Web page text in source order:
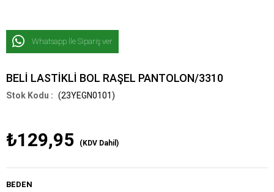
Whatsapp İle Sipariş ver
BELİ LASTİKLİ BOL RAŞEL PANTOLON/3310
(23YEGN0101)
₺129,95 (KDV Dahil)
BEDEN